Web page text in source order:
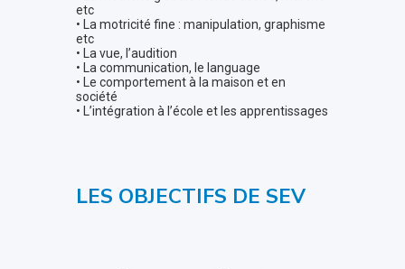
etc
• La motricité fine : manipulation, graphisme
etc
• La vue, l’audition
• La communication, le language
• Le comportement à la maison et en
société
• L’intégration à l’école et les apprentissages
LES OBJECTIFS DE SEV